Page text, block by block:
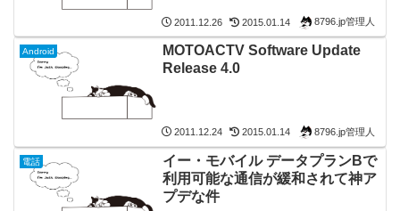
2011.12.26 2015.01.14 8796.jp管理人
Android
MOTOACTV Software Update
Release 4.0
2011.12.24 2015.01.14 8796.jp管理人
電話
イー・モバイル データプランBで
利用可能な通信が緩和されて神ア
プデな件